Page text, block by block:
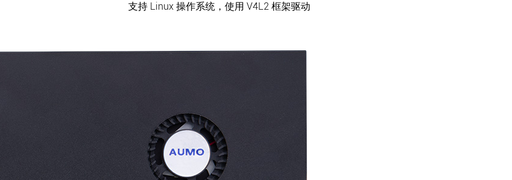
支持 Linux 操作系统，使用 V4L2 框架驱动